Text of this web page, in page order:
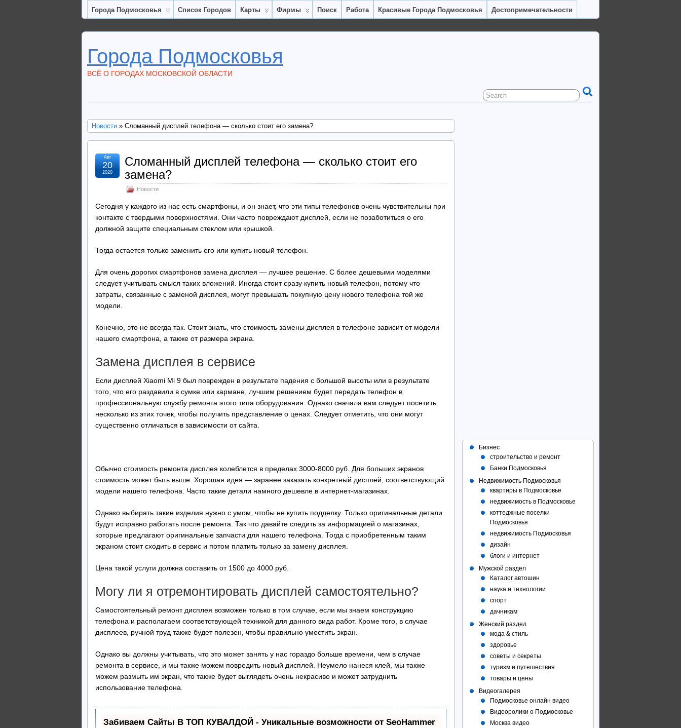
Города Подмосковья Список Городов Карты Фирмы Поиск Работа Красивые Города Подмосковья Достопримечательности
Города Подмосковья
ВСЁ О ГОРОДАХ МОСКОВСКОЙ ОБЛАСТИ
Новости » Сломанный дисплей телефона — сколько стоит его замена?
Сломанный дисплей телефона — сколько стоит его
замена?
Новости
Авг
20
2020
Сегодня у каждого из нас есть смартфоны, и он знает, что эти типы телефонов очень чувствительны при
контакте с твердыми поверхностями. Они часто повреждают дисплей, если не позаботиться о его
должной защите специальным стеклом или крышкой.
Тогда остается только заменить его или купить новый телефон.
Для очень дорогих смартфонов замена дисплея — лучшее решение. С более дешевыми моделями
следует учитывать смысл таких вложений. Иногда стоит сразу купить новый телефон, потому что
затраты, связанные с заменой дисплея, могут превышать покупную цену нового телефона той же
модели.
Конечно, это не всегда так. Стоит знать, что стоимость замены дисплея в телефоне зависит от модели
нашего смартфона, а также от размера экрана.
Замена дисплея в сервисе
Если дисплей Xiaomi Mi 9 был поврежден в результате падения с большой высоты или в результате
того, что его раздавили в сумке или кармане, лучшим решением будет передать телефон в
профессиональную службу ремонта этого типа оборудования. Однако сначала вам следует посетить
несколько из этих точек, чтобы получить представление о ценах. Следует отметить, что они могут
существенно отличаться в зависимости от сайта.
Обычно стоимость ремонта дисплея колеблется в пределах 3000-8000 руб. Для больших экранов
стоимость может быть выше. Хорошая идея — заранее заказать конкретный дисплей, соответствующий
модели нашего телефона. Часто такие детали намного дешевле в интернет-магазинах.
Однако выбирать такие изделия нужно с умом, чтобы не купить подделку. Только оригинальные детали
будут исправно работать после ремонта. Так что давайте следить за информацией о магазинах,
которые предлагают оригинальные запчасти для нашего телефона. Тогда с приобретенным таким
экраном стоит сходить в сервис и потом платить только за замену дисплея.
Цена такой услуги должна составить от 1500 до 4000 руб.
Могу ли я отремонтировать дисплей самостоятельно?
Самостоятельный ремонт дисплея возможен только в том случае, если мы знаем конструкцию
телефона и располагаем соответствующей техникой для данного вида работ. Кроме того, в случае
дисплеев, ручной труд также будет полезен, чтобы правильно уместить экран.
Однако вы должны учитывать, что это может занять у нас гораздо больше времени, чем в случае
ремонта в сервисе, и мы также можем повредить новый дисплей. Неумело нанеся клей, мы также
можем размыть им экран, что также будет выглядеть очень некрасиво и может затруднить
использование телефона.
Забиваем Сайты В ТОП КУВАЛДОЙ - Уникальные возможности от SeoHammer
Бизнес
строительство и ремонт
Банки Подмосковья
Недвижимость Подмосковья
квартиры в Подмосковье
недвижимость в Подмосковье
коттеджные поселки
Подмосковья
недвижимость Подмосковья
дизайн
блоги и интернет
Мужской раздел
Каталог автошин
наука и технологии
спорт
дачникам
Женский раздел
мода & стиль
здоровье
советы и секреты
туризм и путешествия
товары и цены
Видеогалерея
Подмосковье онлайн видео
Видеоролики о Подмосковье
Москва видео